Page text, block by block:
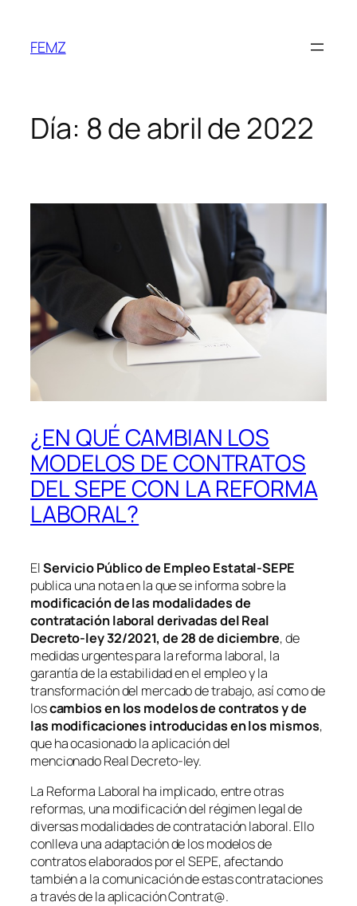
FEMZ
Día: 8 de abril de 2022
¿EN QUÉ CAMBIAN LOS
MODELOS DE CONTRATOS
DEL SEPE CON LA REFORMA
LABORAL?
ElServicio Público de Empleo Estatal-SEPE
publica una nota en la que se informa sobre la
modificación de las modalidades de
contratación laboral derivadas del Real
Decreto-ley 32/2021, de 28 de diciembre, de
medidas urgentes para la reforma laboral, la
garantía de la estabilidad en el empleo y la
transformación del mercado de trabajo, así como de
loscambios en los modelos de contratos y de
las modificaciones introducidas en los mismos,
que ha ocasionado la aplicación del
mencionado Real Decreto-ley.
La Reforma Laboral ha implicado, entre otras
reformas, una modificación del régimen legal de
diversas modalidades de contratación laboral. Ello
conlleva una adaptación de los modelos de
contratos elaborados por el SEPE, afectando
también a la comunicación de estas contrataciones
a través de la aplicación Contrat@.